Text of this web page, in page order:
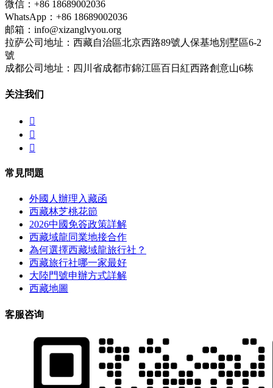
微信：+86 18689002036
WhatsApp：+86 18689002036
邮箱：info@xizanglvyou.org
拉萨公司地址：西藏自治區北京西路89號人保基地別墅區6-2
號
成都公司地址：四川省成都市錦江區百日紅西路創意山6栋
关注我们



常見問題
外國人辦理入藏函
西藏林芝桃花節
2026中國免簽政策詳解
西藏域龍同業地接合作
為何選擇西藏域龍旅行社？
西藏旅行社哪一家最好
大陸門號申辦方式詳解
西藏地圖
客服咨询